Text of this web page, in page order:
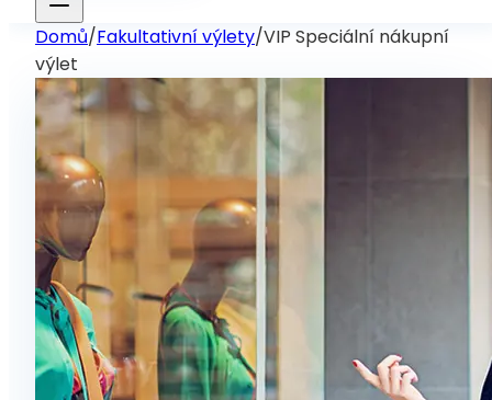
Domů/Fakultativní výlety/VIP Speciální nákupní
výlet